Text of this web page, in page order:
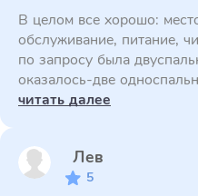
В целом все хорошо:
обслуживание, питание,
по запросу была
оказалось-две
читать далее
Лев
5